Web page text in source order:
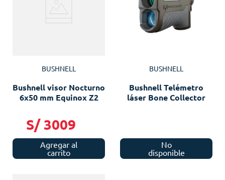
BUSHNELL
Bushnell visor Nocturno
6x50 mm Equinox Z2
S/ 3009
Agregar al
carrito
BUSHNELL
Bushnell Telémetro
láser Bone Collector
No
disponible